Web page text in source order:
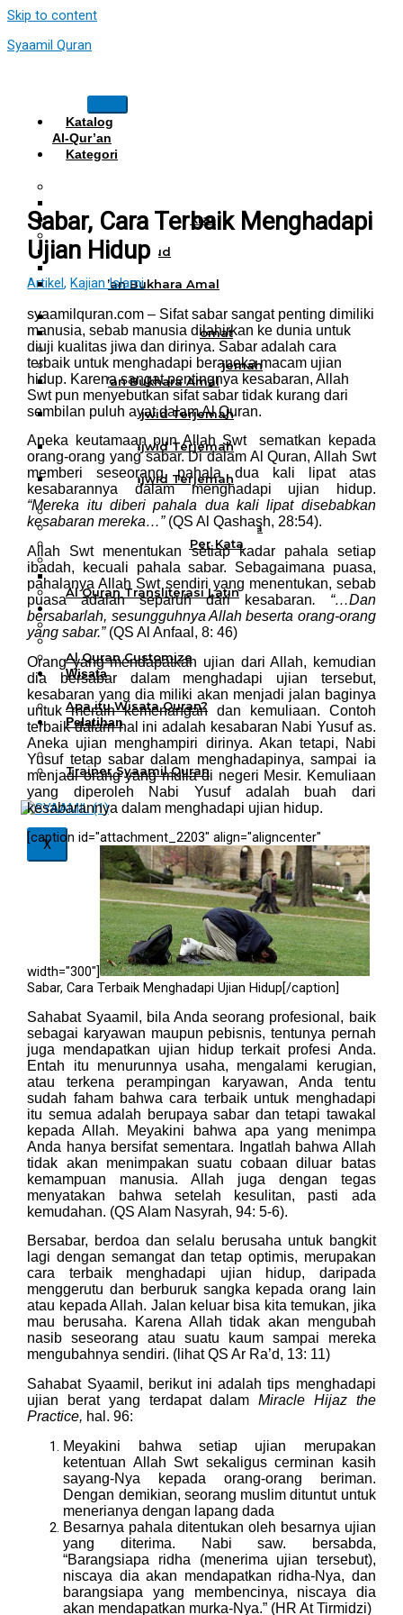
Skip to content
Syaamil Quran
Katalog
Al-Qur’an
Kategori
Al Quran Hafalan Tikrar
Al Quran Tematik
Mushaf Tahajud
Quran Hijrah
Al-Qur’an Bukhara Amal
Al Quran Haji Umrah
Mushaf Tilawah Maqomat
Al Quran Terjemah
Al Quran Tajwid dan Terjemah
Al-Qur’an Bukhara Amal
Harian
Al Quran Tajwid Terjemah
Al Quran Tajwid Terjemah
Bukhara A5
Al Quran Tajwid Terjemah
Bukhara B5
Al Quran Spesial Wanita
Al Quran Spesial Wanita Azalia
Al Quran Terjemah Per Kata
Al Quran Tilawah
Mushaf Tilawah Quba
Al Quran Transliterasi Latin
Kemitraan
Rumah Syaamil
Wholesale & Retail
Al Quran Customize
Wisata
Quran
Apa itu Wisata Quran?
Pelatihan
Kequranan
Apa itu Pelatihan Quran?
Trainer Syaamil Quran
X
Sabar, Cara Terbaik Menghadapi
Ujian Hidup
Artikel, Kajian Islami
syaamilquran.com – Sifat sabar sangat penting dimiliki
manusia, sebab manusia dilahirkan ke dunia untuk
diuji kualitas jiwa dan dirinya. Sabar adalah cara
terbaik untuk menghadapi beraneka macam ujian
hidup. Karena sangat pentingnya kesabaran, Allah
Swt pun menyebutkan sifat sabar tidak kurang dari
sembilan puluh ayat dalam Al Quran.
Aneka keutamaan pun Allah Swt sematkan kepada
orang-orang yang sabar. Di dalam Al Quran, Allah Swt
memberi seseorang pahala dua kali lipat atas
kesabarannya dalam menghadapi ujian hidup.
“Mereka itu diberi pahala dua kali lipat disebabkan
kesabaran mereka…”(QS Al Qashash, 28:54).
Allah Swt menentukan setiap kadar pahala setiap
ibadah, kecuali pahala sabar. Sebagaimana puasa,
pahalanya Allah Swt sendiri yang menentukan, sebab
puasa adalah separuh dari kesabaran. “…Dan
bersabarlah, sesungguhnya Allah beserta orang-orang
yang sabar.” (QS Al Anfaal, 8: 46)
Orang yang mendapatkan ujian dari Allah, kemudian
dia bersabar dalam menghadapi ujian tersebut,
kesabaran yang dia miliki akan menjadi jalan baginya
untuk meraih kemenangan dan kemuliaan. Contoh
terbaik dalam hal ini adalah kesabaran Nabi Yusuf as.
Aneka ujian menghampiri dirinya. Akan tetapi, Nabi
Yusuf tetap sabar dalam menghadapinya, sampai ia
menjadi orang yang mulia di negeri Mesir. Kemuliaan
yang diperoleh Nabi Yusuf adalah buah dari
kesabarannya dalam menghadapi ujian hidup.
[caption id="attachment_2203" align="aligncenter"
width="300"]
Sabar, Cara Terbaik Menghadapi Ujian Hidup[/caption]
Sahabat Syaamil, bila Anda seorang profesional, baik
sebagai karyawan maupun pebisnis, tentunya pernah
juga mendapatkan ujian hidup terkait profesi Anda.
Entah itu menurunnya usaha, mengalami kerugian,
atau terkena perampingan karyawan, Anda tentu
sudah faham bahwa cara terbaik untuk menghadapi
itu semua adalah berupaya sabar dan tetapi tawakal
kepada Allah. Meyakini bahwa apa yang menimpa
Anda hanya bersifat sementara. Ingatlah bahwa Allah
tidak akan menimpakan suatu cobaan diluar batas
kemampuan manusia. Allah juga dengan tegas
menyatakan bahwa setelah kesulitan, pasti ada
kemudahan. (QS Alam Nasyrah, 94: 5-6).
Bersabar, berdoa dan selalu berusaha untuk bangkit
lagi dengan semangat dan tetap optimis, merupakan
cara terbaik menghadapi ujian hidup, daripada
menggerutu dan berburuk sangka kepada orang lain
atau kepada Allah. Jalan keluar bisa kita temukan, jika
mau berusaha. Karena Allah tidak akan mengubah
nasib seseorang atau suatu kaum sampai mereka
mengubahnya sendiri. (lihat QS Ar Ra’d, 13: 11)
Sahabat Syaamil, berikut ini adalah tips menghadapi
ujian berat yang terdapat dalamMiracle Hijaz the
Practice, hal. 96:
Meyakini bahwa setiap ujian merupakan
ketentuan Allah Swt sekaligus cerminan kasih
sayang-Nya kepada orang-orang beriman.
Dengan demikian, seorang muslim dituntut untuk
menerianya dengan lapang dada
Besarnya pahala ditentukan oleh besarnya ujian
yang diterima. Nabi saw. bersabda,
“Barangsiapa ridha (menerima ujian tersebut),
niscaya dia akan mendapatkan ridha-Nya, dan
barangsiapa yang membencinya, niscaya dia
akan mendapatkan murka-Nya.” (HR At Tirmidzi)